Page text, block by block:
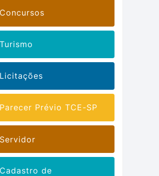
Concursos
Turismo
Licitações
Parecer Prévio TCE-SP
Servidor
Cadastro de